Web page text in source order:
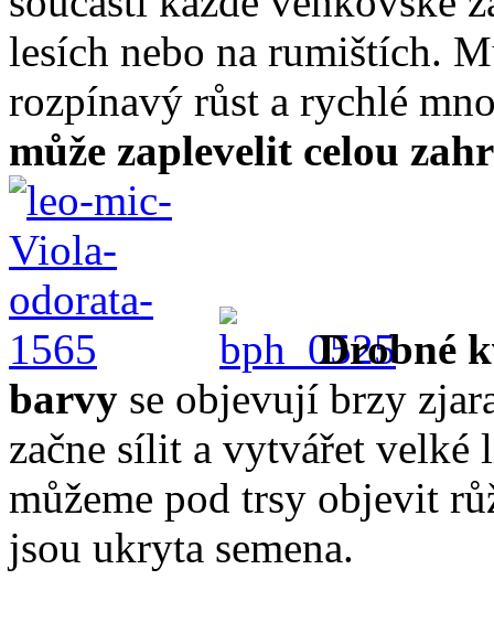
lesích nebo na rumištích.
rozpínavý růst a rychlé
může zaplevelit celou
Drobné
barvy se objevují brzy
začne sílit a vytvářet velké
můžeme pod trsy objevit
jsou ukryta semena.